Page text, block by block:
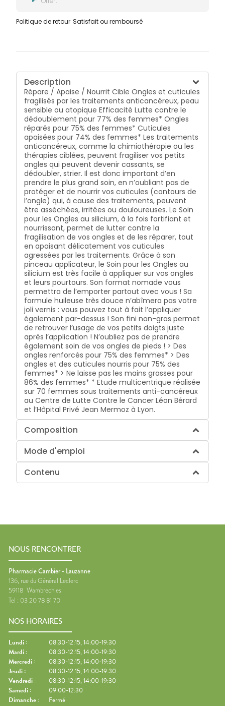
> Des ongles renforcés pour 75% des femmes* > Des
ongles et des cuticules nourris pour 75% des
femmes sous traitements anti-cancéreux au Centre
Privé Jean Mermoz à Lyon.
Politique de retour Satisfait ou remboursé
Description
Répare / Apaise / Nourrit Cible Ongles et cuticules
fragilisés par les traitements anticancéreux, peau
sensible ou atopique Efficacité Lutte contre le
dédoublement pour 77% des femmes* Ongles
réparés pour 75% des femmes* Cuticules
apaisées pour 74% des femmes* Les traitements
anticancéreux, comme la chimiothérapie ou les
thérapies ciblées, peuvent fragiliser vos petits
ongles qui peuvent devenir cassants, se
dédoubler, strier. Il est donc important d’en
prendre le plus grand soin, en n’oubliant pas de
protéger et de nourrir vos cuticules (contours de
l’ongle) qui, à cause des traitements, peuvent
être asséchées, irritées ou douloureuses. Le Soin
pour les Ongles au silicium, à la fois fortifiant et
nourrissant, permet de lutter contre la
fragilisation de vos ongles et de les réparer, tout
en apaisant délicatement vos cuticules
agressées par les traitements. Grâce à son
pinceau applicateur, le Soin pour les Ongles au
silicium est très facile à appliquer sur vos ongles
et leurs pourtours. Son format nomade vous
permettra de l’emporter partout avec vous ! Sa
formule huileuse très douce n’abîmera pas votre
joli vernis : vous pouvez tout à fait l’appliquer
également par-dessus ! Son fini non-gras permet
de retrouver l’usage de vos petits doigts juste
après l’application ! N’oubliez pas de prendre
également soin de vos ongles de pieds ! > Des
ongles renforcés pour 75% des femmes* > Des
ongles et des cuticules nourris pour 75% des
femmes* > Ne laisse pas les mains grasses pour
86% des femmes* * Etude multicentrique réalisée
sur 70 femmes sous traitements anti-cancéreux
au Centre de Lutte Contre le Cancer Léon Bérard
et l’Hôpital Privé Jean Mermoz à Lyon.
Composition
Mode d'emploi
Contenu
NOUS RENCONTRER
Pharmacie Cambier - Lauzanne
136, rue du Général Leclerc
59118 Wambrechies
Tel : 03 20 78 81 70
NOS HORAIRES
Lundi :
08:30-12:15, 14:00-19:30
Mardi :
08:30-12:15, 14:00-19:30
Mercredi :
08:30-12:15, 14:00-19:30
Jeudi :
08:30-12:15, 14:00-19:30
Vendredi :
08:30-12:15, 14:00-19:30
Samedi :
09:00-12:30
Dimanche : Fermé